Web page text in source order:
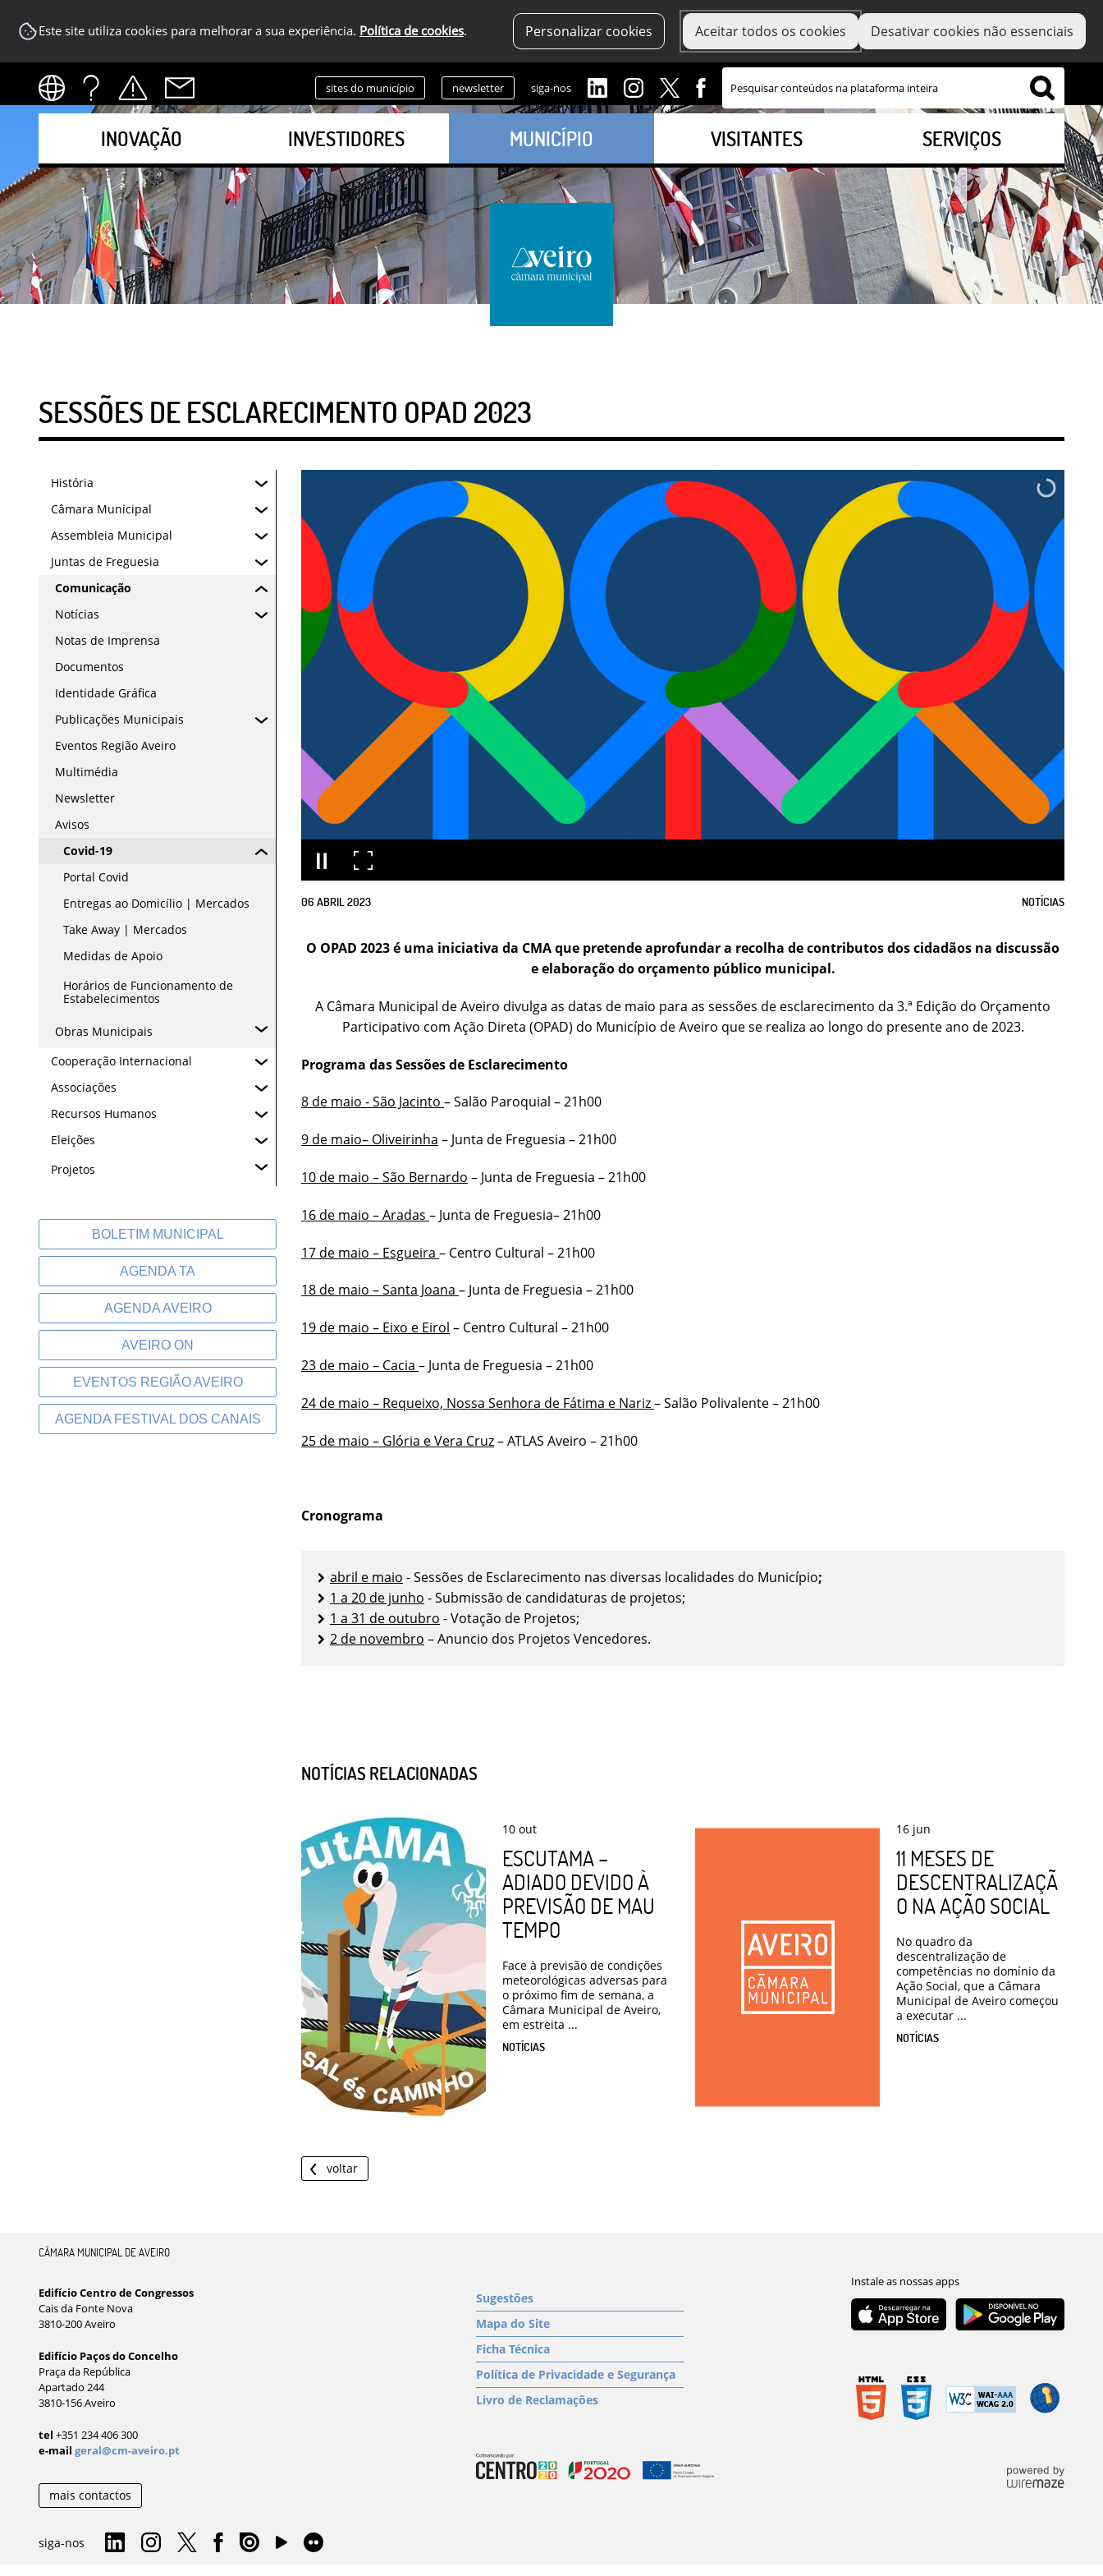
Este site utiliza cookies para melhorar a sua experiência. Política de cookies. Personalizar cookies Aceitar todos os cookies Desativar cookies não essenciais
sites do município newsletter siga-nos
INOVAÇÃO INVESTIDORES MUNICÍPIO VISITANTES SERVIÇOS
SESSÕES DE ESCLARECIMENTO OPAD 2023
História
Câmara Municipal
Assembleia Municipal
Juntas de Freguesia
Comunicação
Notícias
Notas de Imprensa
Documentos
Identidade Gráfica
Publicações Municipais
Eventos Região Aveiro
Multimédia
Newsletter
Avisos
Covid-19
Portal Covid
Entregas ao Domicílio | Mercados
Take Away | Mercados
Medidas de Apoio
Horários de Funcionamento de
Estabelecimentos
Obras Municipais
Cooperação Internacional
Associações
Recursos Humanos
Eleições
Projetos
BOLETIM MUNICIPAL
AGENDA TA
AGENDA AVEIRO
AVEIRO ON
EVENTOS REGIÃO AVEIRO
AGENDA FESTIVAL DOS CANAIS
06 ABRIL 2023 NOTÍCIAS
O OPAD 2023 é uma iniciativa da CMA que pretende aprofundar a recolha de contributos dos cidadãos na discussão
e elaboração do orçamento público municipal.
A Câmara Municipal de Aveiro divulga as datas de maio para as sessões de esclarecimento da 3.ª Edição do Orçamento
Participativo com Ação Direta (OPAD) do Município de Aveiro que se realiza ao longo do presente ano de 2023.
Programa das Sessões de Esclarecimento
8 de maio - São Jacinto – Salão Paroquial – 21h00
9 de maio– Oliveirinha – Junta de Freguesia – 21h00
10 de maio – São Bernardo – Junta de Freguesia – 21h00
16 de maio – Aradas – Junta de Freguesia– 21h00
17 de maio – Esgueira – Centro Cultural – 21h00
18 de maio – Santa Joana – Junta de Freguesia – 21h00
19 de maio – Eixo e Eirol – Centro Cultural – 21h00
23 de maio – Cacia – Junta de Freguesia – 21h00
24 de maio – Requeixo, Nossa Senhora de Fátima e Nariz– Salão Polivalente – 21h00
25 de maio – Glória e Vera Cruz– ATLAS Aveiro – 21h00
Cronograma
abril e maio - Sessões de Esclarecimento nas diversas localidades do Município;
1 a 20 de junho - Submissão de candidaturas de projetos;
1 a 31 de outubro - Votação de Projetos;
2 de novembro – Anuncio dos Projetos Vencedores.
NOTÍCIAS RELACIONADAS
10 out
ESCUTAMA –
ADIADO DEVIDO À
PREVISÃO DE MAU
TEMPO
Face à previsão de condições
meteorológicas adversas para
o próximo fim de semana, a
Câmara Municipal de Aveiro,
em estreita ...
NOTÍCIAS
16 jun
11 MESES DE
DESCENTRALIZAÇÃ
O NA AÇÃO SOCIAL
No quadro da
descentralização de
competências no domínio da
Ação Social, que a Câmara
Municipal de Aveiro começou
a executar ...
NOTÍCIAS
voltar
CÂMARA MUNICIPAL DE AVEIRO
Edifício Centro de Congressos
Cais da Fonte Nova
3810-200 Aveiro
Edifício Paços do Concelho
Praça da República
Apartado 244
3810-156 Aveiro
tel +351 234 406 300
e-mail geral@cm-aveiro.pt
mais contactos
siga-nos
Sugestões
Mapa do Site
Ficha Técnica
Política de Privacidade e Segurança
Livro de Reclamações